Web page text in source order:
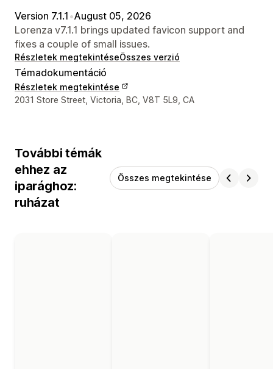
Version 7.1.1 •August 05, 2026
Lorenza v7.1.1 brings updated favicon support and
fixes a couple of small issues.
Részletek megtekintéseÖsszes verzió
Témadokumentáció
Részletek megtekintése
Dizájner kapcsolattartási adatai
2031 Store Street, Victoria, BC, V8T 5L9, CA
További témák
ehhez az
iparághoz:
ruházat
Összes megtekintése